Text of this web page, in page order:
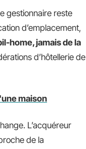
gestionnaire reste
d’emplacement,
home, jamais de la
d’hôtellerie de
maison
L’acquéreur
de la